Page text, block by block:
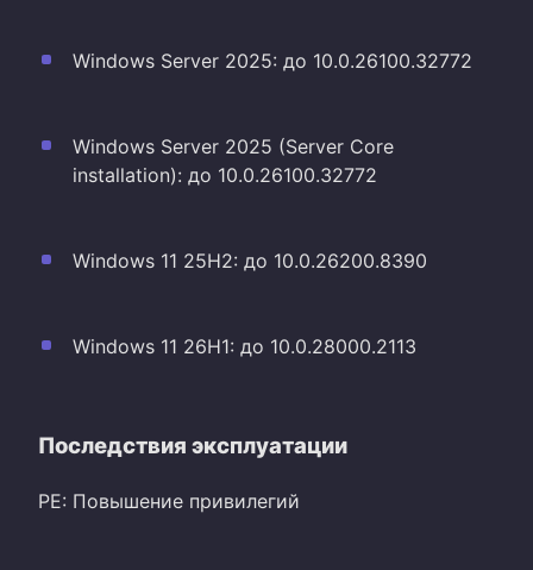
Windows Server 2025: до 10.0.26100.32772
Windows Server 2025 (Server Core
installation): до 10.0.26100.32772
Windows 11 25H2: до 10.0.26200.8390
Windows 11 26H1: до 10.0.28000.2113
Последствия эксплуатации
PE: Повышение привилегий